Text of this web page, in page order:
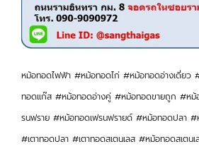
หม้อทอดไฟฟ้า #หม้อทอดไก่ #หม้อทอดอ่างเดี่ยว
ทอดแก๊ส #หม้อทอดอ่างคู่ #หม้อทอดขายถูก #หม้
รนฟราย #หม้อทอดเฟรนฟรายด์ #หม้อทอดปลา #
#เตาทอดปลา #เตาทอดสเตนเลส #หม้อทอดสเตนเ